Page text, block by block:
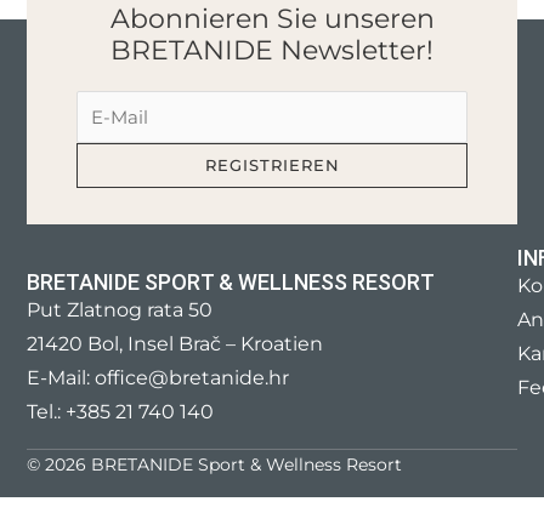
Abonnieren Sie unseren
BRETANIDE Newsletter!
BRETANIDE SPORT & WELLNESS RESORT
Put Zlatnog rata 50
21420 Bol, Insel Brač – Kroatien
E-Mail:office@bretanide.hr
Tel.: +385 21 740 140
© 2026 BRETANIDE Sport & Wellness Resort